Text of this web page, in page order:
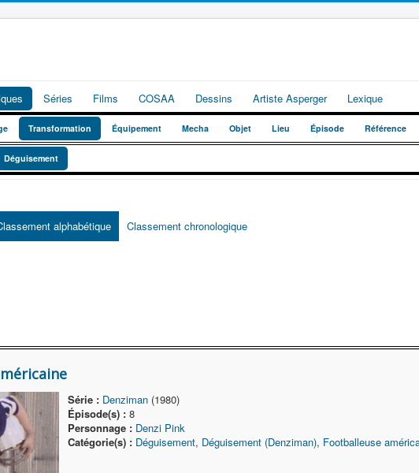
Séries Films COSAA Dessins Artiste Asperger Lexique
Transformation Équipement Mecha Objet Lieu Épisode Référence
Déguisement
alphabétique Classement chronologique
Série : Denziman (1980)
Épisode(s) : 8
Personnage : Denzi Pink
Catégorie(s) : Déguisement, Déguisement (Denziman), Footballeuse